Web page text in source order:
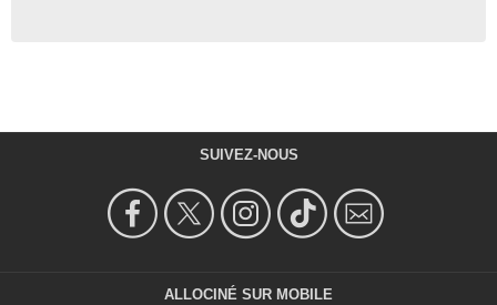
SUIVEZ-NOUS
ALLOCINÉ SUR MOBILE